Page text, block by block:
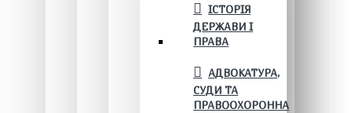
ІСТОРІЯ
ДЕРЖАВИ І
ПРАВА
АДВОКАТУРА,
СУДИ ТА
ПРАВООХОРОННА